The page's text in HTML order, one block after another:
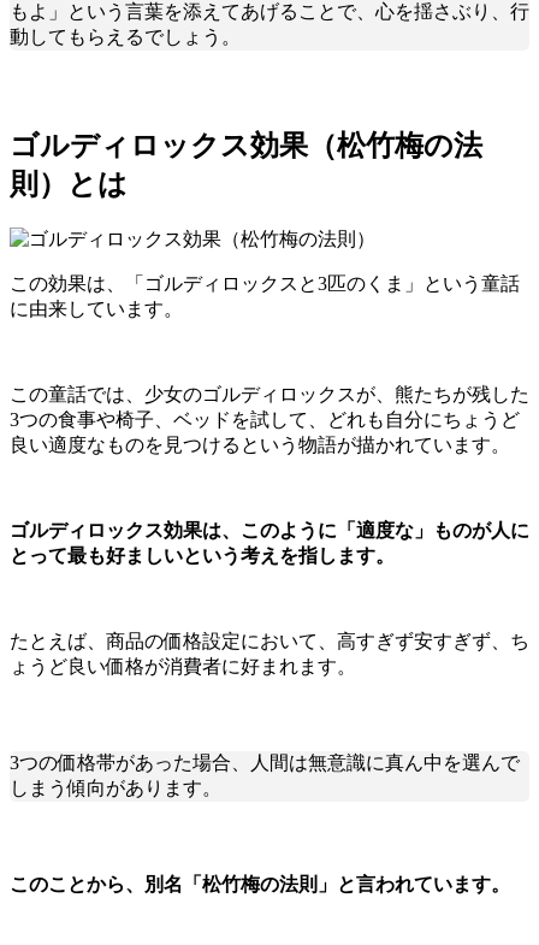
もよ」という言葉を添えてあげることで、心を揺さぶり、行
動してもらえるでしょう。
ゴルディロックス効果（松竹梅の法
則）とは
この効果は、「ゴルディロックスと3匹のくま」という童話
に由来しています。
この童話では、少女のゴルディロックスが、熊たちが残した
3つの食事や椅子、ベッドを試して、どれも自分にちょうど
良い適度なものを見つけるという物語が描かれています。
ゴルディロックス効果は、このように「適度な」ものが人に
とって最も好ましいという考えを指します。
たとえば、商品の価格設定において、高すぎず安すぎず、ち
ょうど良い価格が消費者に好まれます。
3つの価格帯があった場合、人間は無意識に真ん中を選んで
しまう傾向があります。
このことから、別名「松竹梅の法則」と言われています。